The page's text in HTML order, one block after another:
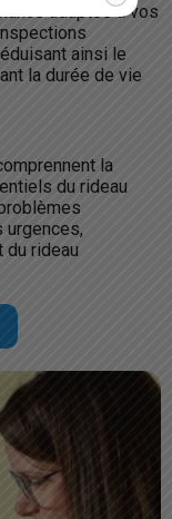
adaptés à vos
ainsi le
la durée de vie
la
du rideau
urgences,
du rideau